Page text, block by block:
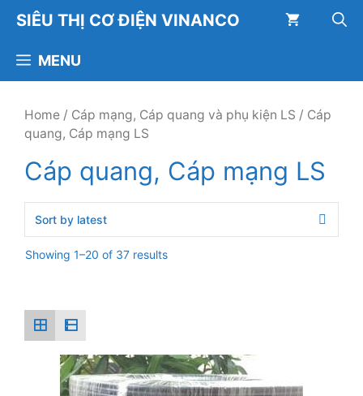
Chuyển
đến
dung
SIÊU THỊ CƠ ĐIỆN VINANCO
MENU
Home / Cáp mạng, Cáp quang và phụ kiện LS / Cáp
quang, Cáp mạng LS
Cáp quang, Cáp mạng LS
Showing 1–20 of 37 results